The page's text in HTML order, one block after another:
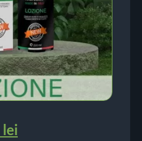
lei